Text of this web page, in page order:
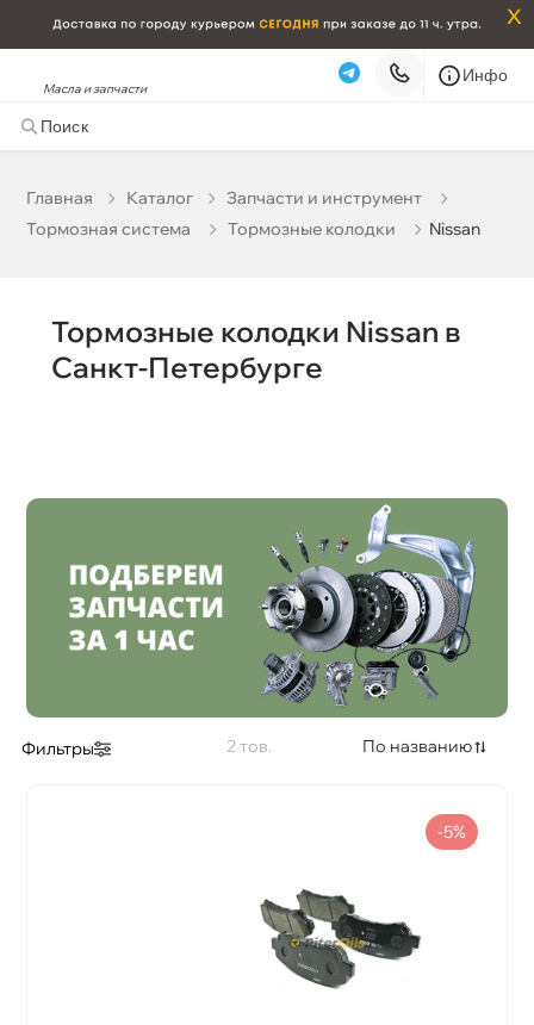
x
Масла и запчасти
Инфо
Главная Катало
Запчасти и инструмент
Тормозная система
Тормозные колодки Nissan
Бренд
Тормозные колодки Nissan
Санкт-Петербурге
Фильтры 2 По названию
-5%
Самовывоз Сегодня